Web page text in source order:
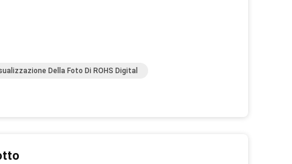
Della Foto Di ROHS Digital